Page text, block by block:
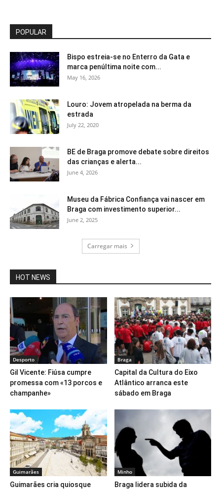
POPULAR
Bispo estreia-se no Enterro da Gata e
marca penúltima noite com...
May 16, 2026
Louro: Jovem atropelada na berma da
estrada
July 22, 2020
BE de Braga promove debate sobre direitos
das crianças e alerta...
June 4, 2026
Museu da Fábrica Confiança vai nascer em
Braga com investimento superior...
June 2, 2025
Carregar mais
HOT NEWS
Desporto
Gil Vicente: Fiúsa cumpre
promessa com «13 porcos e
champanhe»
Braga
Capital da Cultura do Eixo
Atlântico arranca este
sábado em Braga
Guimarães
Guimarães cria quiosque
Minho
Braga lidera subida da